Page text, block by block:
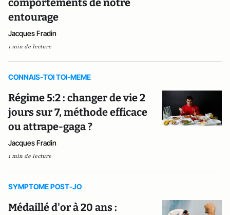
comportements de notre
entourage
Jacques Fradin
1 min de lecture
CONNAIS-TOI TOI-MEME
Régime 5:2 : changer de vie 2
jours sur 7, méthode efficace
ou attrape-gaga ?
Jacques Fradin
1 min de lecture
SYMPTOME POST-JO
Médaillé d'or à 20 ans :